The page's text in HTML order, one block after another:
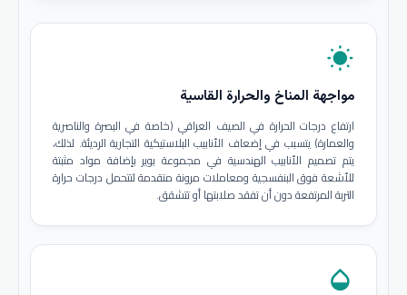
wb_sunny
مواجهة المناخ والحرارة القاسية
ارتفاع درجات الحرارة في الصيف العراقي (خاصة في البصرة والناصرية
والعمارة) يتسبب في إضعاف الأنابيب البلاستيكية التجارية الرديئة. لذلك،
يتم تصميم الأنابيب الهندسية في مجموعة بوير بإضافة مواد مثبتة
للأشعة فوق البنفسجية ومعاملات مرونة متقدمة لتتحمل درجات حرارة
التربة المرتفعة دون أن تفقد صلابتها أو تتشقق.
opacity